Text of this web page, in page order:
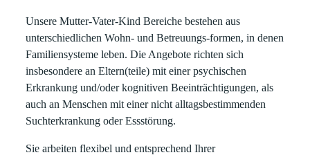
Unsere Mutter-Vater-Kind Bereiche bestehen aus
unterschiedlichen Wohn- und Betreuungs-formen, in denen
Familiensysteme leben. Die Angebote richten sich
insbesondere an Eltern(teile) mit einer psychischen
Erkrankung und/oder kognitiven Beeinträchtigungen, als
auch an Menschen mit einer nicht alltagsbestimmenden
Suchterkrankung oder Essstörung.
Sie arbeiten flexibel und entsprechend Ihrer